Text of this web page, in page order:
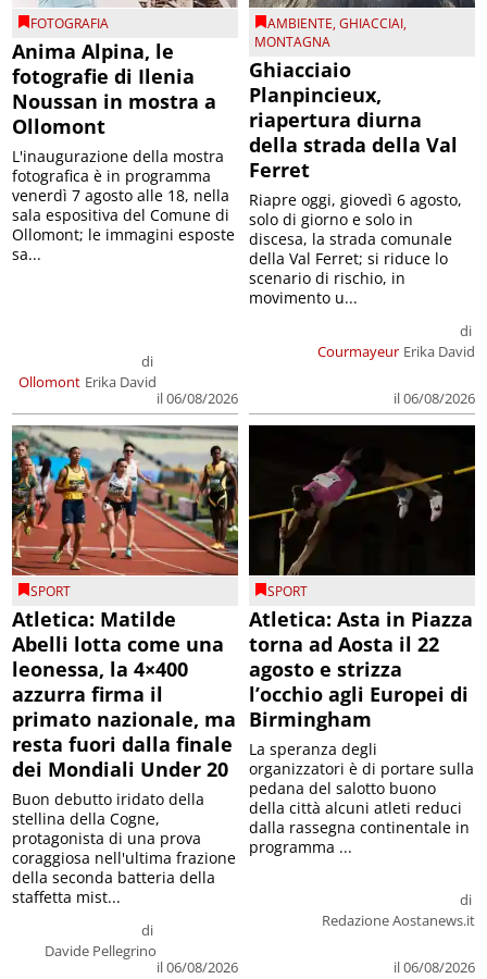
FOTOGRAFIA
Anima Alpina, le
fotografie di Ilenia
Noussan in mostra a
Ollomont
Ollomont
di
Erika David
il 06/08/2026
L'inaugurazione della mostra
fotografica è in programma
venerdì 7 agosto alle 18, nella
sala espositiva del Comune di
Ollomont; le immagini esposte
sa...
AMBIENTE,GHIACCIAI,
MONTAGNA
Ghiacciaio
Planpincieux,
riapertura diurna
della strada della Val
Ferret
Courmayeur
di
Erika David
il 06/08/2026
Riapre oggi, giovedì 6 agosto,
solo di giorno e solo in
discesa, la strada comunale
della Val Ferret; si riduce lo
scenario di rischio, in
movimento u...
SPORT
Atletica: Matilde
Abelli lotta come una
leonessa, la 4×400
azzurra firma il
primato nazionale, ma
resta fuori dalla finale
dei Mondiali Under 20
di
Davide Pellegrino
il 06/08/2026
Buon debutto iridato della
stellina della Cogne,
protagonista di una prova
coraggiosa nell'ultima frazione
della seconda batteria della
staffetta mist...
SPORT
Atletica: Asta in Piazza
torna ad Aosta il 22
agosto e strizza
l’occhio agli Europei di
Birmingham
di
Redazione Aostanews.it
il 06/08/2026
La speranza degli
organizzatori è di portare sulla
pedana del salotto buono
della città alcuni atleti reduci
dalla rassegna continentale in
programma ...